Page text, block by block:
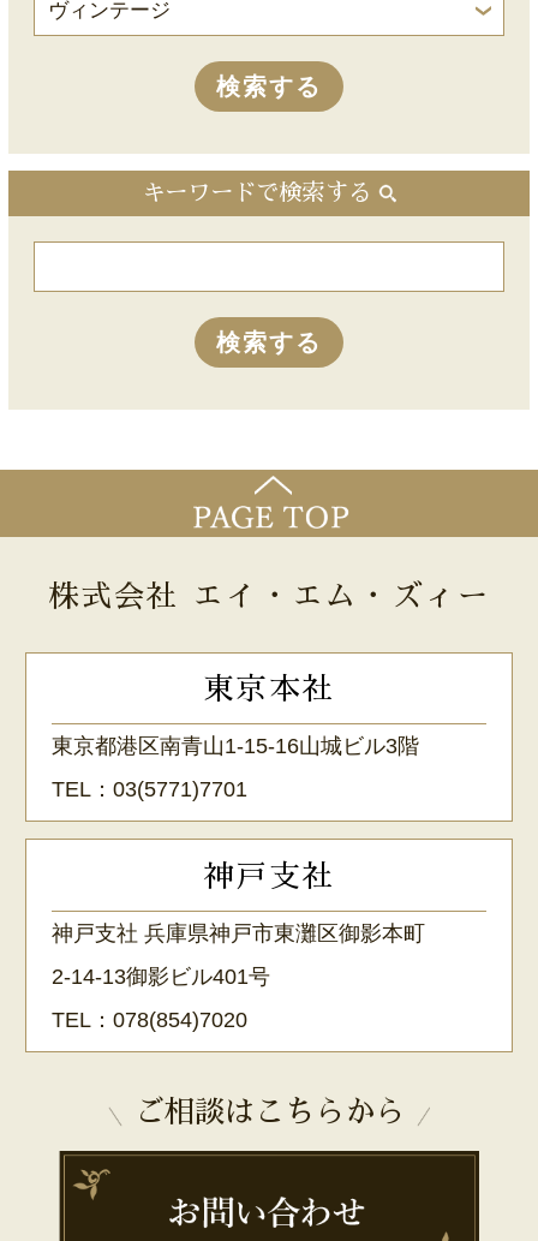
キーワードで検索する
株式会社 エイ・エム・ズィー
東京本社
東京都港区南青山1-15-16山城ビル3階
TEL：03(5771)7701
神戸支社
神戸支社 兵庫県神戸市東灘区御影本町
2-14-13御影ビル401号
TEL：078(854)7020
ご相談はこちらから